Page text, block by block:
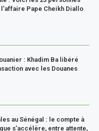
Pape Cheikh Diallo
: Khadim Ba libéré
avec les Douanes
au Sénégal : le compte à
s’accélère, entre attente,